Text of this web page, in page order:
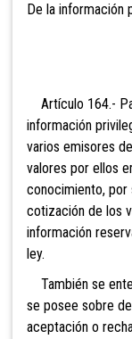
De la información
Artículo 164.-
información
varios emisores
valores por ellos
conocimiento, por
cotización de los
información
ley.
También se
se posee sobre
aceptación o